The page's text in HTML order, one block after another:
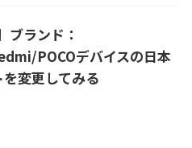
ブランド：
POCOデバイスの日本
変更してみる